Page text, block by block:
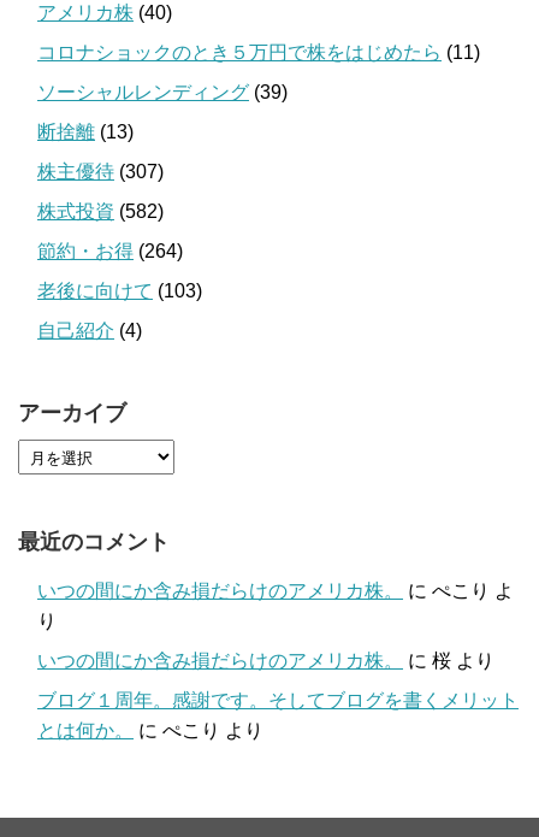
アメリカ株 (40)
コロナショックのとき５万円で株をはじめたら (11)
ソーシャルレンディング (39)
断捨離 (13)
株主優待 (307)
株式投資 (582)
節約・お得 (264)
老後に向けて (103)
自己紹介 (4)
アーカイブ
最近のコメント
いつの間にか含み損だらけのアメリカ株。 に ぺこり よ
り
いつの間にか含み損だらけのアメリカ株。
に 桜 より
ブログ１周年。感謝です。そしてブログを書くメリット
とは何か。
に ぺこり より